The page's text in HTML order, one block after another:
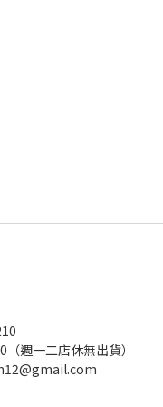
週一二店休無出貨）